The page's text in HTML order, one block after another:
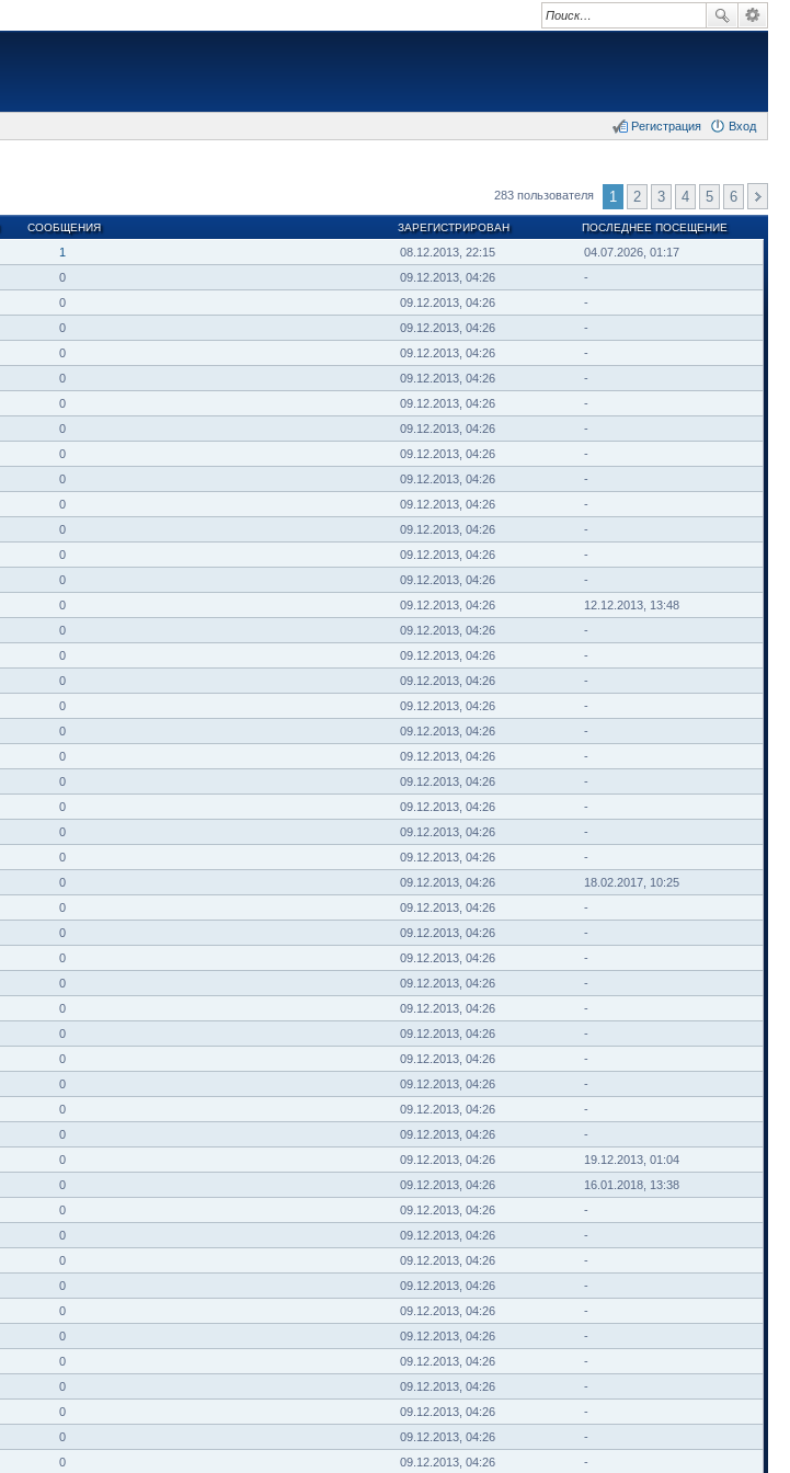
Вход
Регистрация
283 пользователя 1 2 3 4 5 6
СООБЩЕНИЯ ЗАРЕГИСТРИРОВАН ПОСЛЕДНЕЕ ПОСЕЩЕНИЕ
1 08.12.2013, 22:15
04.07.2026, 01:17
0 09.12.2013, 04:26
-
0 09.12.2013, 04:26
-
0 09.12.2013, 04:26
-
0 09.12.2013, 04:26
-
0 09.12.2013, 04:26
-
0 09.12.2013, 04:26
-
0 09.12.2013, 04:26
-
0 09.12.2013, 04:26
-
0 09.12.2013, 04:26
-
0 09.12.2013, 04:26
-
0 09.12.2013, 04:26
-
0 09.12.2013, 04:26
-
0 09.12.2013, 04:26
-
0 09.12.2013, 04:26
12.12.2013, 13:48
0 09.12.2013, 04:26
-
0 09.12.2013, 04:26
-
0 09.12.2013, 04:26
-
0 09.12.2013, 04:26
-
0 09.12.2013, 04:26
-
0 09.12.2013, 04:26
-
0 09.12.2013, 04:26
-
0 09.12.2013, 04:26
-
0 09.12.2013, 04:26
-
0 09.12.2013, 04:26
-
0 09.12.2013, 04:26
18.02.2017, 10:25
0 09.12.2013, 04:26
-
0 09.12.2013, 04:26
-
0 09.12.2013, 04:26
-
0 09.12.2013, 04:26
-
0 09.12.2013, 04:26
-
0 09.12.2013, 04:26
-
0 09.12.2013, 04:26
-
0 09.12.2013, 04:26
-
0 09.12.2013, 04:26
-
0 09.12.2013, 04:26
-
0 09.12.2013, 04:26
19.12.2013, 01:04
0 09.12.2013, 04:26
16.01.2018, 13:38
0 09.12.2013, 04:26
-
0 09.12.2013, 04:26
-
0 09.12.2013, 04:26
-
0 09.12.2013, 04:26
-
0 09.12.2013, 04:26
-
0 09.12.2013, 04:26
-
0 09.12.2013, 04:26
-
0 09.12.2013, 04:26
-
0 09.12.2013, 04:26
-
0 09.12.2013, 04:26
-
0 09.12.2013, 04:26 -